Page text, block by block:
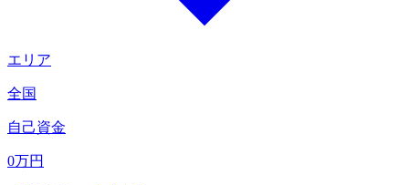
エリア
全国
自己資金
0万円